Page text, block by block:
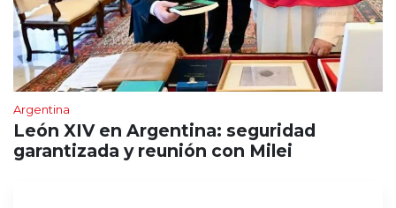
Argentina
León XIV en Argentina: seguridad
garantizada y reunión con Milei